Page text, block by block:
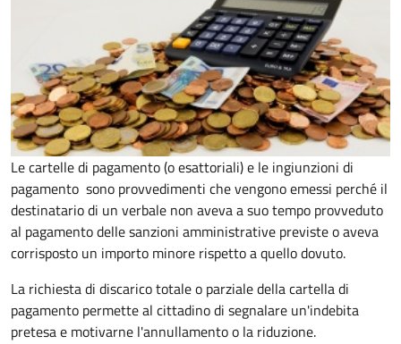
Le cartelle di pagamento (o esattoriali) e le ingiunzioni di
pagamento sono provvedimenti che vengono emessi perché il
destinatario di un verbale non aveva a suo tempo provveduto
al pagamento delle sanzioni amministrative previste o aveva
corrisposto un importo minore rispetto a quello dovuto.
La richiesta di discarico totale o parziale della cartella di
pagamento permette al cittadino di segnalare un'indebita
pretesa e motivarne l'annullamento o la riduzione.